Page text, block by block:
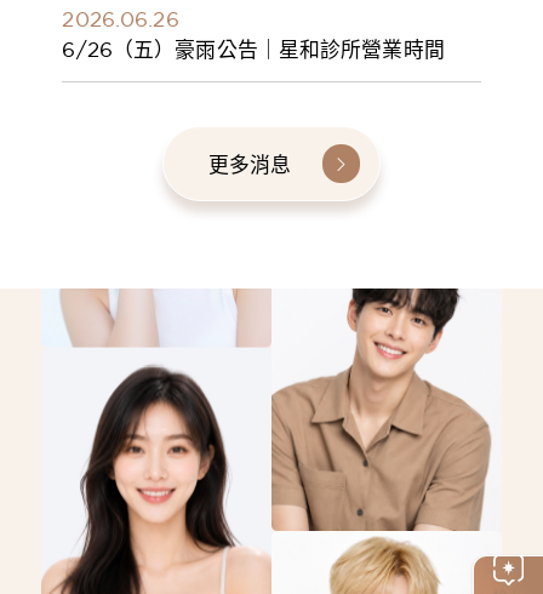
2026.06.26
6/26（五）豪雨公告｜星和診所營業時間
更多消息